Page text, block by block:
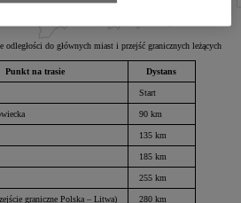
odległości do głównych miast i przejść granicznych leżących
Punkt na trasie Dystans
Start
90 km
135 km
185 km
255 km
graniczne Polska – Litwa) 280 km